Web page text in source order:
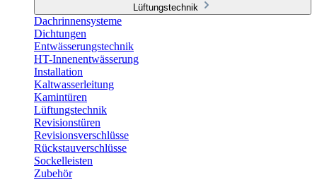
Lüftungstechnik
Dachrinnensysteme
Dichtungen
Entwässerungstechnik
HT-Innenentwässerung
Installation
Kaltwasserleitung
Kamintüren
Lüftungstechnik
Revisionstüren
Revisionsverschlüsse
Rückstauverschlüsse
Sockelleisten
Zubehör